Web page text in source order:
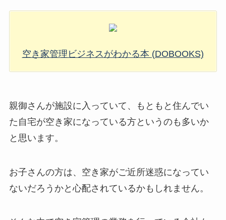
空き家管理ビジネスがわかる本 (DOBOOKS)
親御さんが施設に入っていて、もともと住んでい
た自宅が空き家になっている方というのも多いか
と思います。
お子さんの方は、空き家がご近所迷惑になってい
ないだろうかと心配されているかもしれません。